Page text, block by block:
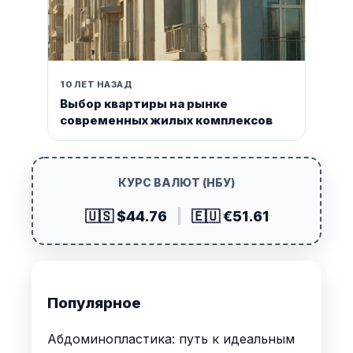
10 ЛЕТ НАЗАД
Выбор квартиры на рынке
современных жилых комплексов
КУРС ВАЛЮТ (НБУ)
🇺🇸 $44.76 🇪🇺 €51.61
Популярное
Абдоминопластика: путь к идеальным